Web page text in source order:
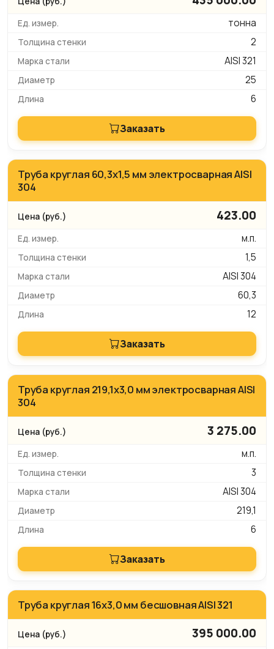
тонна
2
AISI 321
25
6
Заказать
Труба круглая 60,3х1,5 мм электросварная AISI
304
423.00
м.п.
1,5
AISI 304
60,3
12
Заказать
Труба круглая 219,1х3,0 мм электросварная AISI
304
3 275.00
м.п.
3
AISI 304
219,1
6
Заказать
Труба круглая 16х3,0 мм бесшовная AISI 321
395 000.00